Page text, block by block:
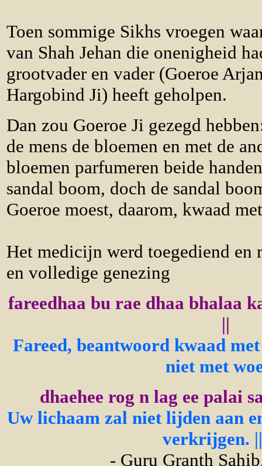
Toen sommige Sikhs vroegen
van Shah Jehan die onenigheid
grootvader en vader (Goeroe
Hargobind Ji) heeft geholpen.
Dan zou Goeroe Ji gezegd
de mens de bloemen en met de
bloemen parfumeren beide
sandal boom, doch de sandal
Goeroe moest, daarom, kwaad
Het medicijn werd toegediend en
en volledige genezing
fareedhaa bu rae dhaa bhalaa
||
Fareed, beantwoord kwaad
niet met
dhaehee rog n lag ee palai
Uw lichaam zal niet lijden aan
verkrijgen.
- Guru Granth